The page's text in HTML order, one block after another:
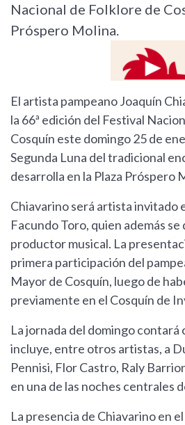
Nacional de Folklore de
Próspero Molina.
El artista pampeano Joaquín
la 66ª edición del Festival
Cosquín este domingo 25 de
Segunda Luna del tradicional
desarrolla en la Plaza Próspero
Chiavarino será artista invitado
Facundo Toro, quien además se
productor musical. La
primera participación del
Mayor de Cosquín, luego de
previamente en el Cosquín de
La jornada del domingo contará
incluye, entre otros artistas, a
Pennisi, Flor Castro, Raly
en una de las noches centrales
La presencia de Chiavarino en